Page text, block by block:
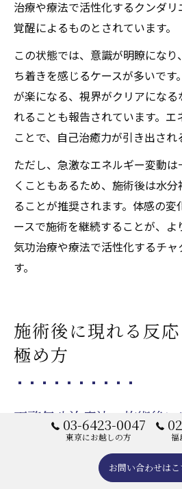
治療や療法で活性化するクンダ
覚醒によるものとされています。
この状態では、意識が明瞭にな
ち着きを感じるケースが多いで
が楽になる、視界がクリアにな
れることも報告されています。エ
ことで、自己治癒力が引き出され
ただし、急激なエネルギー変動
くこともあるため、施術後は水
ることが推奨されます。体感の
ースで施術を継続することが、
気功治療や療法で活性化するチ
す。
施術後に現れる反
極め方
天啓気功治療法の施術後
気」、「一時的な痛み」などの体
03-6423-0047
東京にお越しの方 福
お問い合わせはこ